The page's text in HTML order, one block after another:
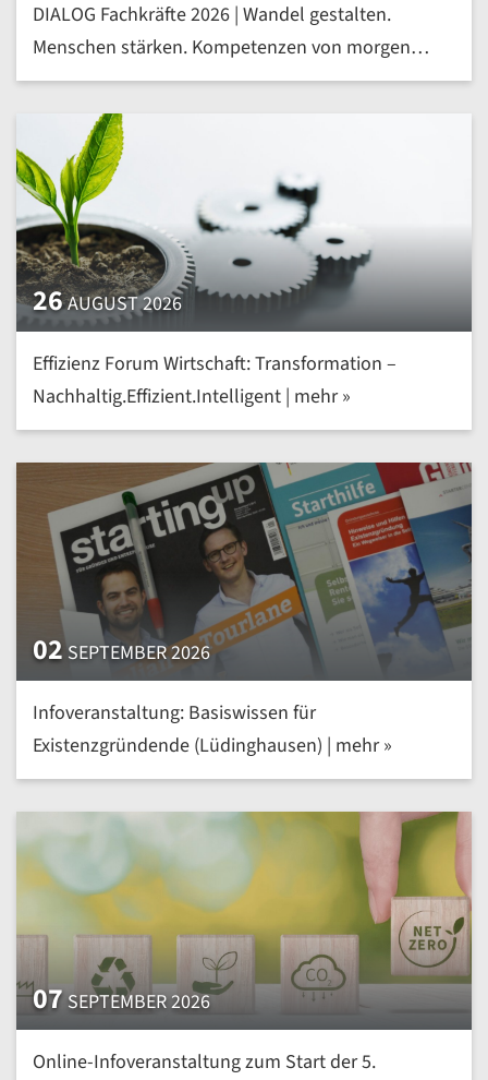
DIALOG Fachkräfte 2026 | Wandel gestalten.
Menschen stärken. Kompetenzen von morgen
heute entwickeln | mehr »
26AUGUST 2026
Effizienz Forum Wirtschaft: Transformation –
Nachhaltig.Effizient.Intelligent | mehr »
02 SEPTEMBER 2026
Infoveranstaltung: Basiswissen für
Existenzgründende (Lüdinghausen) | mehr »
07SEPTEMBER 2026
Online-Infoveranstaltung zum Start der 5.